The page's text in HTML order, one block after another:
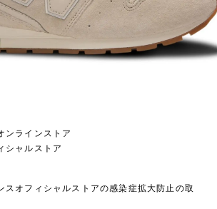
ンラインストア
シャルストア
スオフィシャルストアの感染症拡大防止の取